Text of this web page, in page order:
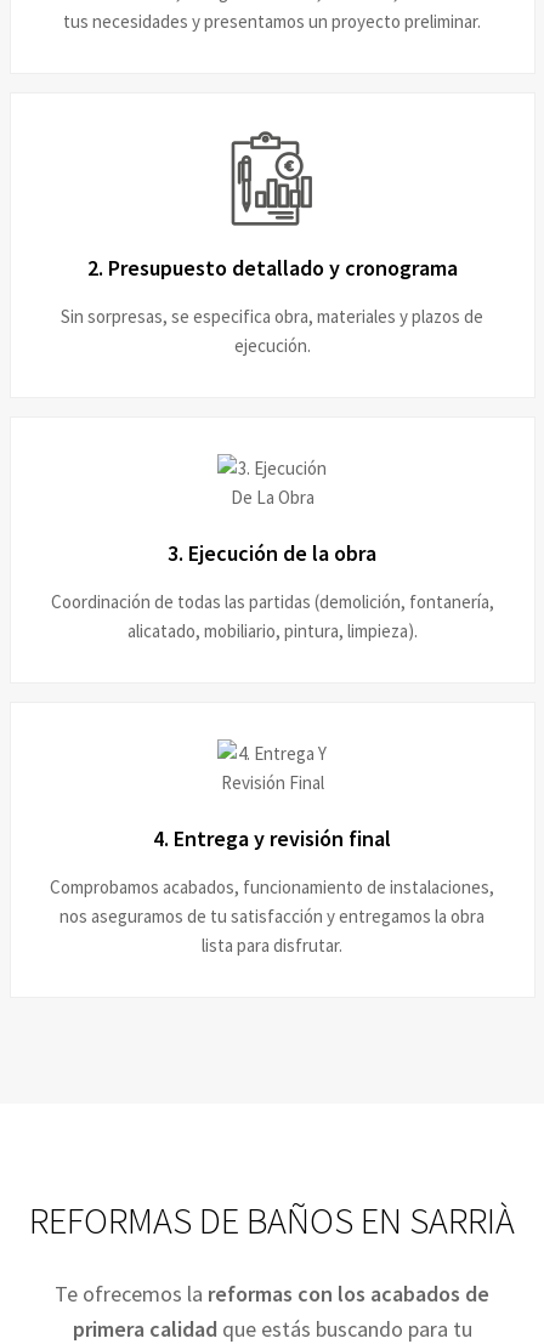
tus necesidades y presentamos un proyecto preliminar.
2. Presupuesto detallado y cronograma
Sin sorpresas, se especifica obra, materiales y plazos de
ejecución.
3. Ejecución de la obra
Coordinación de todas las partidas (demolición, fontanería,
alicatado, mobiliario, pintura, limpieza).
4. Entrega y revisión final
Comprobamos acabados, funcionamiento de instalaciones,
nos aseguramos de tu satisfacción y entregamos la obra
lista para disfrutar.
REFORMAS DE BAÑOS EN SARRIÀ
Te ofrecemos la reformas con los acabados de
primera calidad que estás buscando para tu